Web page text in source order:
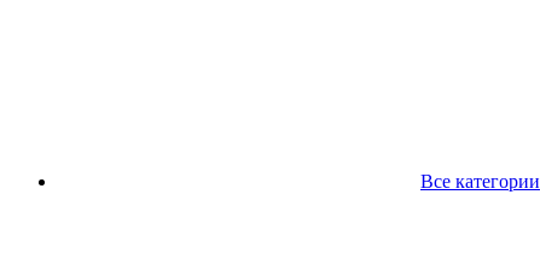
Все категории